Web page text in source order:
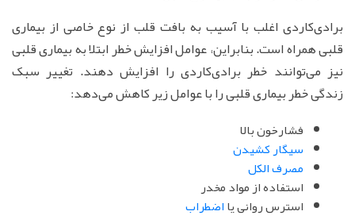
برادی‌کاردی اغلب با آسیب به بافت قلب از نوع خاصی از بیماری
قلبی همراه است. بنابراین، عوامل افزایش خطر ابتلا به بیماری قلبی
نیز می‌توانند خطر برادی‌کاردی را افزایش دهند. تغییر سبک
زندگی خطر بیماری قلبی را با عوامل زیر کاهش می‌دهد:
فشارخون بالا
سیگار کشیدن
مصرف الکل
استفاده از مواد مخدر
استرس روانی یااضطراب